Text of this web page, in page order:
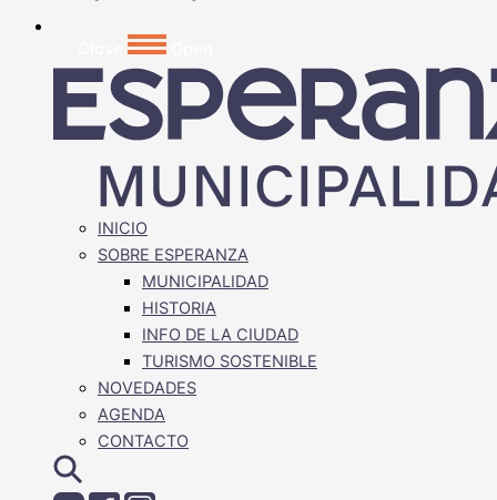
INICIO
SOBRE ESPERANZA
MUNICIPALIDAD
HISTORIA
INFO DE LA CIUDAD
TURISMO SOSTENIBLE
NOVEDADES
AGENDA
CONTACTO